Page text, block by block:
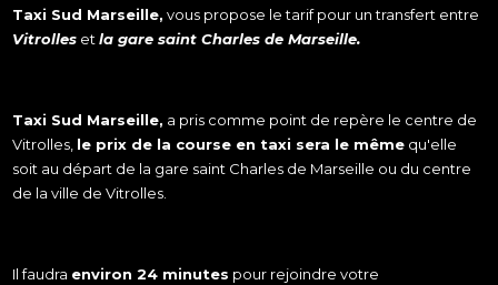
Taxi Sud Marseille, vous propose le tarif pour un transfert entre
Vitrolles etla gare saint Charles de Marseille.
Taxi Sud Marseille, a pris comme point de repère le centre de
Vitrolles, le prix de la course en taxi sera le même qu'elle
soit au départ de la gare saint Charles de Marseille ou du centre
de la ville de Vitrolles.
Il faudra environ 24 minutes pour rejoindre votre